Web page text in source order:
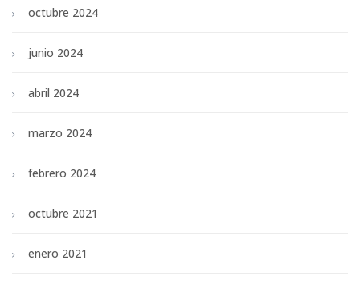
octubre 2024
junio 2024
abril 2024
marzo 2024
febrero 2024
octubre 2021
enero 2021